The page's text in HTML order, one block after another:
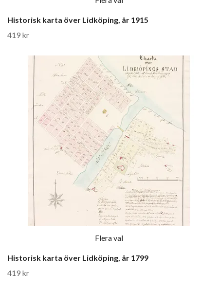
Historisk karta över Lidköping, år 1915
419 kr
Flera val
Historisk karta över Lidköping, år 1799
419 kr